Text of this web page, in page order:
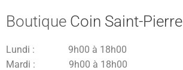
Boutique Coin Saint-Pierre
Lundi : 9h00 à 18h00
Mardi : 9h00 à 18h00